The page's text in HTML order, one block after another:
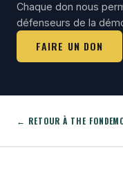
Chaque don nous
défenseurs de la
FAIRE UN DON
← RETOUR À THE